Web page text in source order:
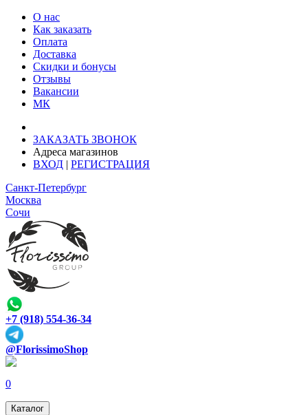
О нас
Как заказать
Оплата
Доставка
Скидки и бонусы
Отзывы
Вакансии
МК
ЗАКАЗАТЬ ЗВОНОК
Адреса магазинов
ВХОД | РЕГИСТРАЦИЯ
Санкт-Петербург
Москва
Сочи
+7 (918) 554-36-34
@FlorissimoShop
0
Каталог